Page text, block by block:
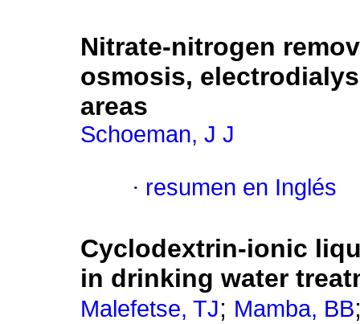
Nitrate-nitrogen
osmosis,
areas
Schoeman, J J
· resumen en Inglés
Cyclodextrin-ionic
in drinking water
Malefetse, TJ; Mamba, BB